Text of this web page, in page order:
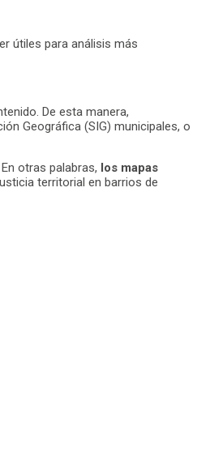
útiles para análisis más
De esta manera,
Geográfica (SIG) municipales, o
otras palabras, los mapas
territorial en barrios de